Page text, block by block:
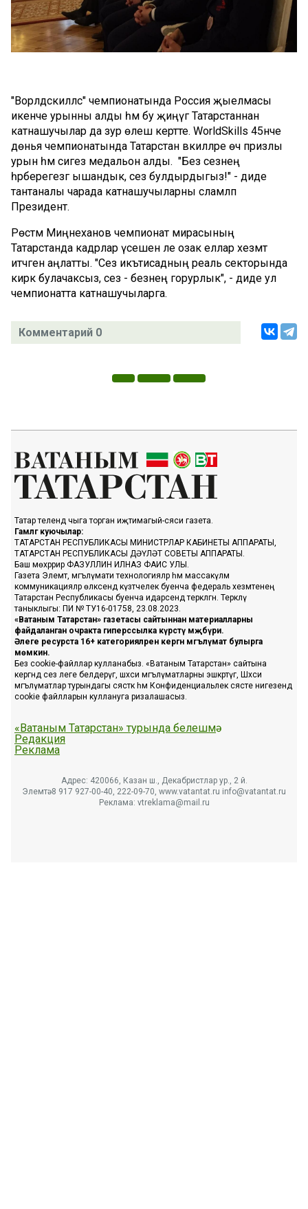
"Ворлдскиллс" чемпионатында Россия җыелмасы
икенче урынны алды һәм бу җиңүгә Татарстаннан
катнашучылар да зур өлеш кертте. WorldSkills 45нче
дөнья чемпионатында Татарстан вәкилләре өч призлы
урын һәм сигез медальон алды. "Без сезнең
һәрберегезгә ышандык, сез булдырдыгыз!" - диде
тантаналы чарада катнашучыларны сәламләп
Президент.
Рөстәм Миңнеханов чемпионат мирасының
Татарстанда кадрлар үсешенә әле озак еллар хезмәт
итәчәген аңлатты. "Сез икътисадның реаль секторында
кирәк булачаксыз, сез - безнең горурлык", - диде ул
чемпионатта катнашучыларга.
Комментарий 0
Татар телендә чыга торган иҗтимагый-сәяси газета.
Гамәлгә куючылар:
ТАТАРСТАН РЕСПУБЛИКАСЫ МИНИСТРЛАР КАБИНЕТЫ АППАРАТЫ,
ТАТАРСТАН РЕСПУБЛИКАСЫ ДӘҮЛӘТ СОВЕТЫ АППАРАТЫ.
Баш мөхәррир ФАЗУЛЛИН ИЛНАЗ ФАИС УЛЫ.
Газета Элемтә, мәгълүмати технологияләр һәм массакүләм
коммуникацияләр өлкәсендә күзәтчелек буенча федераль хезмәтенең
Татарстан Республикасы буенча идарәсендә теркәлгән. Теркәлү
таныклыгы: ПИ № ТУ16-01758, 23.08.2023.
«Ватаным Татарстан» газетасы сайтыннан материалларны
файдаланган очракта гиперссылка күрсәтү мәҗбүри.
Әлеге ресурста 16+ категорияләренә кергән мәгълүмат булырга
мөмкин.
Без cookie-файллар кулланабыз. «Ватаным Татарстан» сайтына
кергәндә сез әлеге белдерүгә, шәхси мәгълүматларны эшкәртүгә, Шәхси
мәгълүматлар турындагы сәясәткә һәм Конфиденциальлек сәясәте нигезендә
cookie файлларын куллануга ризалашасыз.
«Ватаным Татарстан» турында белешмә
Редакция
Реклама
Адрес: 420066, Казан ш., Декабристлар ур., 2 й.
Элемтә: 8 917 927-00-40, 222-09-70, www.vatantat.ru info@vatantat.ru
Реклама: vtreklama@mail.ru